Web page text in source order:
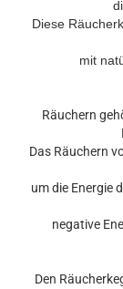
Diese
mit
Räuchern
Das Räuchern
um die Energie
negative
Den